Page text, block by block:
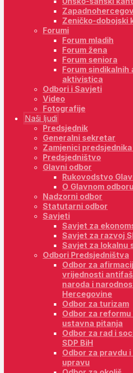
Zeničko-dobojski
Forumi
Forum mladih
Forum žena
Forum seniora
Forum
aktivistica
Odbori i Savjeti
Video
Fotografije
Naši ljudi
Predsjednik
Generalni sekretar
Zamjenici predsjednika
Predsjedništvo
Glavni odbor
Rukovodstvo
O Glavnom odboru
Nadzorni odbor
Statutarni odbor
Savjeti
Savjet za
Savjet za razvoj
Savjet za lokalnu
Odbori Predsjedništva
Odbor za
vrijednosti
naroda i
Hercegovine
Odbor za turizam
Odbor za
ustavna pitanja
Odbor za rad i
SDP BiH
Odbor za pravdu
upravu